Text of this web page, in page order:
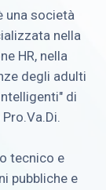
una società
nella
HR, nella
degli adulti
di
tecnico e
pubbliche e